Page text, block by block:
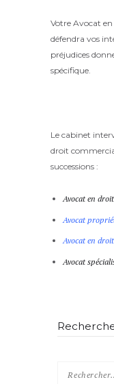
Votre Avocat
défendra vos
préjudices
spécifique.
Le cabinet
droit
successions :
Avocat en
Avocat
Avocat en
Avocat